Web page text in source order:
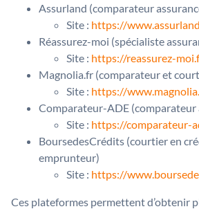
Assurland (comparateur
Site : https://
Réassurez-moi (spécialiste
Site : https://reassurez-
Magnolia.fr (comparateur et
Site : https://
Comparateur-ADE (comparateur
Site : https://comparateur-
BoursedesCrédits (courtier en
emprunteur)
Site : https://
Ces plateformes permettent d’obtenir